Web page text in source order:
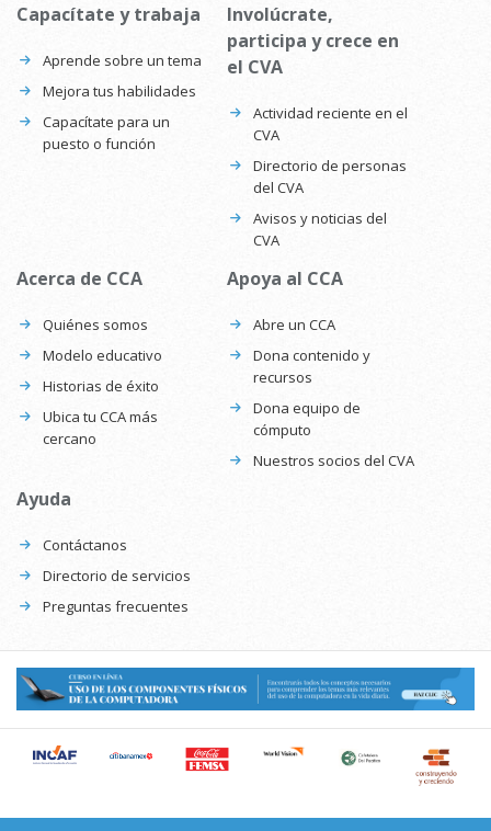
Capacítate y trabaja
Aprende sobre un tema
Mejora tus habilidades
Capacítate para un
puesto o función
Involúcrate,
participa y crece en
el CVA
Actividad reciente en el
CVA
Directorio de personas
del CVA
Avisos y noticias del
CVA
Acerca de CCA
Quiénes somos
Modelo educativo
Historias de éxito
Ubica tu CCA más
cercano
Apoya al CCA
Abre un CCA
Dona contenido y
recursos
Dona equipo de
cómputo
Nuestros socios del CVA
Ayuda
Contáctanos
Directorio de servicios
Preguntas frecuentes